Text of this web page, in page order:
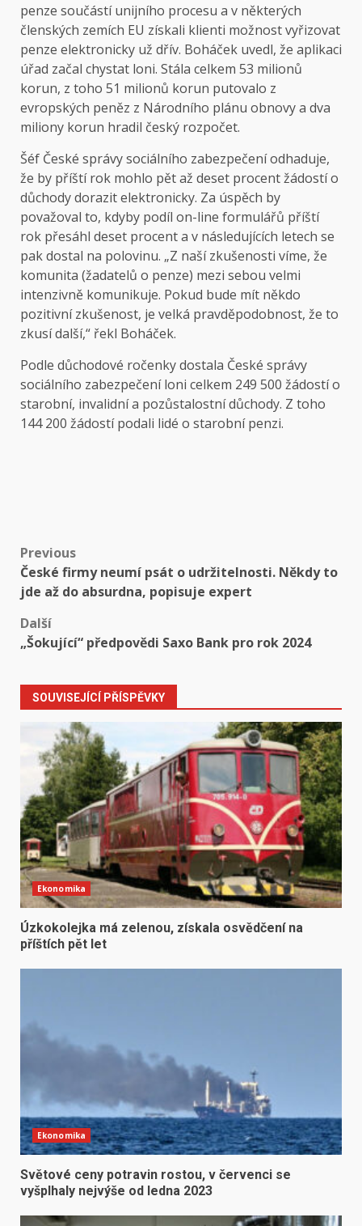
penze součástí unijního procesu a v některých
členských zemích EU získali klienti možnost vyřizovat
penze elektronicky už dřív. Boháček uvedl, že aplikaci
úřad začal chystat loni. Stála celkem 53 milionů
korun, z toho 51 milionů korun putovalo z
evropských peněz z Národního plánu obnovy a dva
miliony korun hradil český rozpočet.
Šéf České správy sociálního zabezpečení odhaduje,
že by příští rok mohlo pět až deset procent žádostí o
důchody dorazit elektronicky. Za úspěch by
považoval to, kdyby podíl on-line formulářů příští
rok přesáhl deset procent a v následujících letech se
pak dostal na polovinu. „Z naší zkušenosti víme, že
komunita (žadatelů o penze) mezi sebou velmi
intenzivně komunikuje. Pokud bude mít někdo
pozitivní zkušenost, je velká pravděpodobnost, že to
zkusí další,“ řekl Boháček.
Podle důchodové ročenkydostala České správy
sociálního zabezpečení loni celkem 249 500 žádostí o
starobní, invalidní a pozůstalostní důchody. Z toho
144 200 žádostí podali lidé o starobní penzi.
Post
navigation
Previous
České firmy neumí psát o udržitelnosti. Někdy to
jde až do absurdna, popisuje expert
Další
„Šokující“ předpovědi Saxo Bank pro rok 2024
SOUVISEJÍCÍ PŘÍSPĚVKY
Ekonomika
Úzkokolejka má zelenou, získala osvědčení na
příštích pět let
Ekonomika
Světové ceny potravin rostou, v červenci se
vyšplhaly nejvýše od ledna 2023